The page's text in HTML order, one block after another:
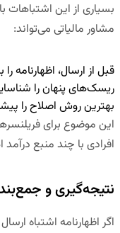
بسیاری از این
مشاور مالیاتی می‌تواند:
قبل از ارسال، اظهارنامه
ریسک‌های پنهان را
بهترین روش اصلاح را
این موضوع برای
افرادی با چند منبع
نتیجه‌گیری و
اگر اظهارنامه اشتباه